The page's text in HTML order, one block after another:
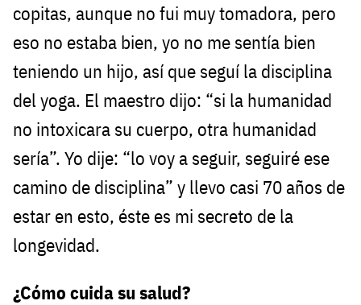
copitas, aunque no fui muy tomadora, pero
eso no estaba bien, yo no me sentía bien
teniendo un hijo, así que seguí la disciplina
del yoga. El maestro dijo: “si la humanidad
no intoxicara su cuerpo, otra humanidad
sería”. Yo dije: “lo voy a seguir, seguiré ese
camino de disciplina” y llevo casi 70 años de
estar en esto, éste es mi secreto de la
longevidad.
¿Cómo cuida su salud?